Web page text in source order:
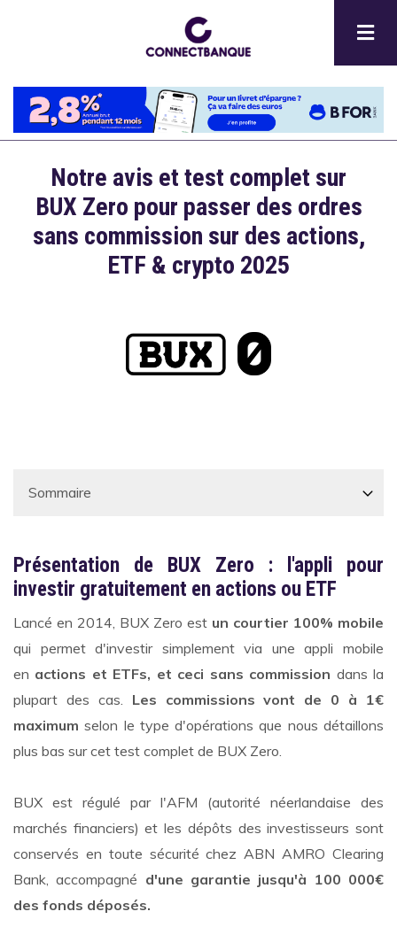
principal
DescriptionNotre avis et test complet sur
BUX Zero pour passer des ordres
sans commission sur des actions,
ETF & crypto 2025
Présentation de BUX Zero : l'appli pour
investir gratuitement en actions ou ETF
Lancé en 2014, BUX Zero est un courtier 100% mobile
qui permet d'investir simplement via une appli mobile
en actions et ETFs, et ceci sans commission dans la
plupart des cas. Les commissions vont de 0 à 1€
maximumselon le type d'opérations que nous détaillons
plus bas sur cet test complet de BUX Zero.
BUX est régulé par l'AFM (autorité néerlandaise des
marchés financiers) et les dépôts des investisseurs sont
conservés en toute sécurité chez ABN AMRO Clearing
Bank, accompagné d'une garantie jusqu'à 100 000€
des fonds déposés.